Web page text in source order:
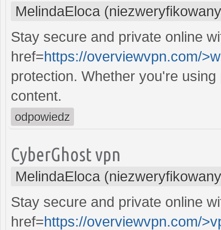
MelindaEloca
Stay secure and private online
href=https://overviewvpn.com/
protection. Whether you're
content.
odpowiedz
CyberGhost vpn
MelindaEloca
Stay secure and private online
href=https://overviewvpn.com/